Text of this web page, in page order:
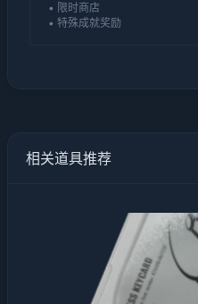
• 限时商店
• 特殊成就奖励
相关道具推荐